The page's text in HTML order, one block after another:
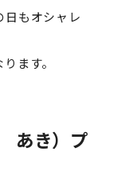
もオシャレ
ます。
あき）プ